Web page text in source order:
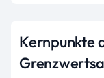
Kernpunkte